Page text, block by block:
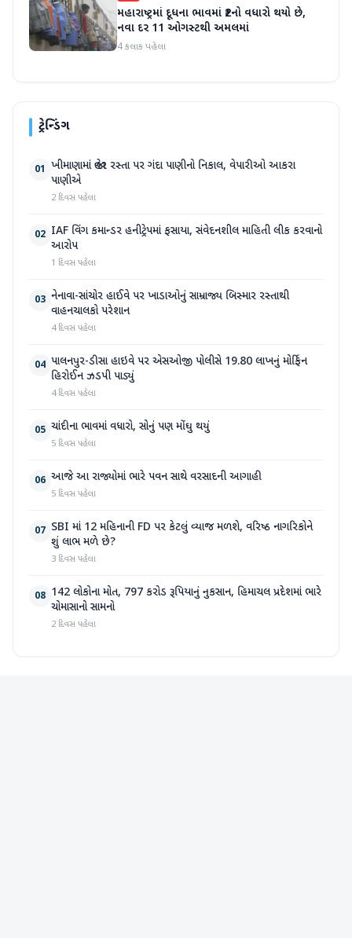
મહારાષ્ટ્રમાં દૂધના ભાવમાં ₹2નો વધારો થયો છે,
નવા દર 11 ઓગસ્ટથી અમલમાં
4 કલાક પહેલા
ટ્રેન્ડિંગ
01 ખીમાણામાં જાહેર રસ્તા પર ગંદા પાણીનો નિકાલ, વેપારીઓ આકરા
પાણીએ
2 દિવસ પહેલા
02 IAF વિંગ કમાન્ડર હનીટ્રેપમાં ફસાયા, સંવેદનશીલ માહિતી લીક કરવાનો
આરોપ
1 દિવસ પહેલા
03 નેનાવા-સાંચોર હાઈવે પર ખાડાઓનું સામ્રાજ્ય બિસ્માર રસ્તાથી
વાહનચાલકો પરેશાન
4 દિવસ પહેલા
04 પાલનપુર-ડીસા હાઇવે પર એસઓજી પોલીસે 19.80 લાખનું મોર્ફિન
હિરોઈન ઝડપી પાડ્યું
4 દિવસ પહેલા
05 ચાંદીના ભાવમાં વધારો, સોનું પણ મોંઘુ થયું
5 દિવસ પહેલા
06 આજે આ રાજ્યોમાં ભારે પવન સાથે વરસાદની આગાહી
5 દિવસ પહેલા
07 SBI માં 12 મહિનાની FD પર કેટલું વ્યાજ મળશે, વરિષ્ઠ નાગરિકોને
શું લાભ મળે છે?
3 દિવસ પહેલા
08 142 લોકોના મોત, 797 કરોડ રૂપિયાનું નુકસાન, હિમાચલ પ્રદેશમાં ભારે
ચોમાસાનો સામનો
2 દિવસ પહેલા